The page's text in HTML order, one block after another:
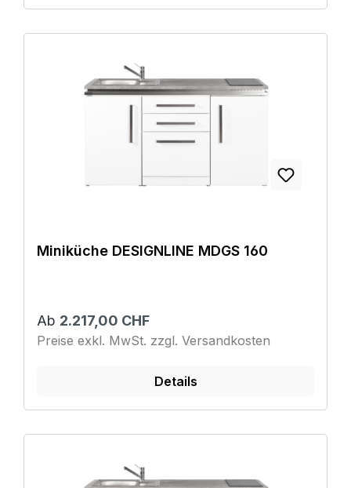
Miniküche DESIGNLINE MDGS 160
Ab 2.217,00 CHF
Preise exkl. MwSt. zzgl. Versandkosten
Details